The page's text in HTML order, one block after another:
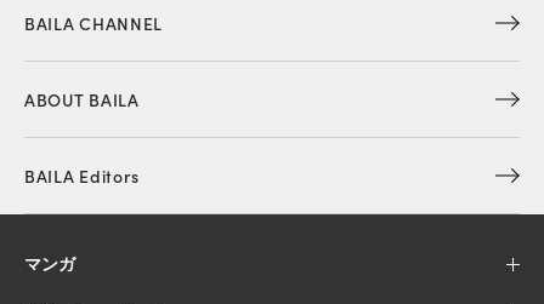
BAILA CHANNEL
ABOUT BAILA
BAILA Editors
マンガ